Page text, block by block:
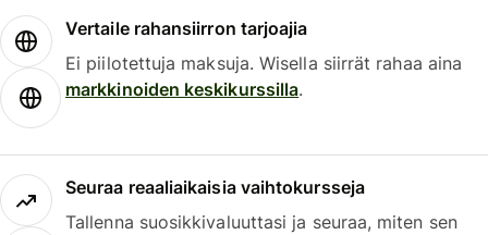
Vertaile rahansiirron tarjoajia
Ei piilotettuja maksuja. Wisella siirrät rahaa aina
markkinoiden keskikurssilla.
Seuraa reaaliaikaisia vaihtokursseja
Tallenna suosikkivaluuttasi ja seuraa, miten sen